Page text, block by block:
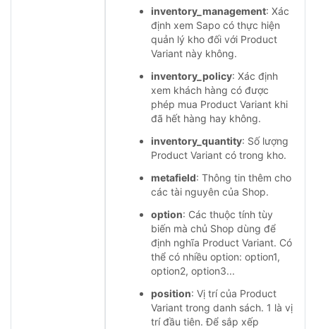
inventory_management: Xác
định xem Sapo có thực hiện
quản lý kho đối với Product
Variant này không.
inventory_policy: Xác định
xem khách hàng có được
phép mua Product Variant khi
đã hết hàng hay không.
inventory_quantity: Số lượng
Product Variant có trong kho.
metafield: Thông tin thêm cho
các tài nguyên của Shop.
option: Các thuộc tính tùy
biến mà chủ Shop dùng để
định nghĩa Product Variant. Có
thể có nhiều option: option1,
option2, option3...
position: Vị trí của Product
Variant trong danh sách. 1 là vị
trí đầu tiên. Để sắp xếp